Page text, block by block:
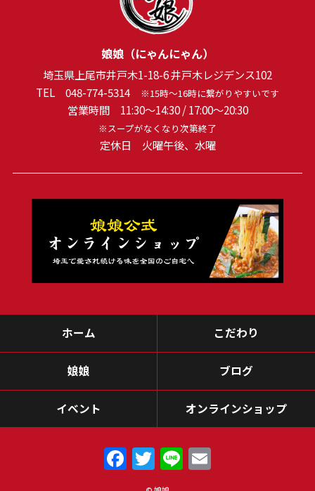
2022年12月(1)
2022年11月
2022年10月
(1)
2022年7月(1)
2022年5月(1)
2022年3月(1)
2022年1月(1)
2021年12月(1)
2021年10月
2021年8月(2)
2021年6月(1)
2021年5月(2)
2021年1月(2)
2020年11月(1)
2020年10月(1)
娘娘（にゃんにゃん）
埼玉県上尾市井戸木1-18-6 井戸木レジデンス102
TEL 048-774-5314 ※15時～16時に繋がりやすいです
営業時間 11:30～14:30 / 17:00～20:30
※スープがなくなり次第終了
定休日 火曜午後、水曜
ホーム こだわり
娘娘 ブログ
イベント オンラインショップ
F
a
T
w
Li
n